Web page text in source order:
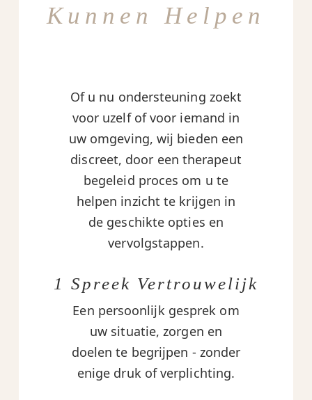
Kunnen Helpen
Of u nu ondersteuning zoekt
voor uzelf of voor iemand in
uw omgeving, wij bieden een
discreet, door een therapeut
begeleid proces om u te
helpen inzicht te krijgen in
de geschikte opties en
vervolgstappen.
1 Spreek Vertrouwelijk
Een persoonlijk gesprek om
uw situatie, zorgen en
doelen te begrijpen - zonder
enige druk of verplichting.